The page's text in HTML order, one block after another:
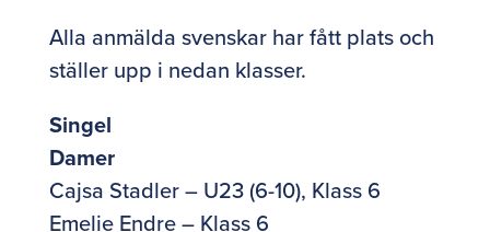
Alla anmälda svenskar har fått plats och
ställer upp i nedan klasser.
Singel
Damer
Cajsa Stadler – U23 (6-10), Klass 6
Emelie Endre – Klass 6